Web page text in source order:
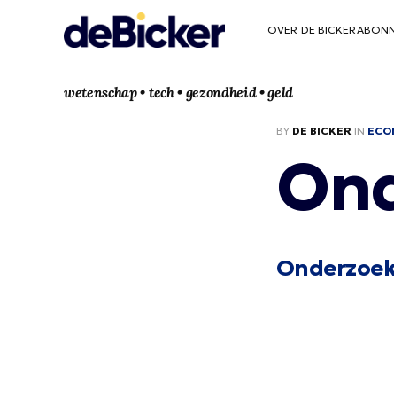
OVER DE BICKER
wetenschap • tech • gezondheid • geld
BY DE BICKER IN